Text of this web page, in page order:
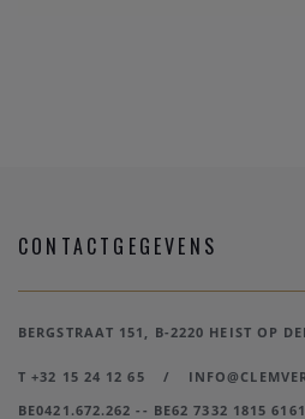
CONTACTGEGEVENS
BERGSTRAAT 151, B-2220 HEIST OP
T +32 15 24 12 65 /
BE0421.672.262 -- BE62 7332 1815 6161